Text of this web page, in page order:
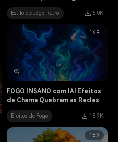
Estilo de Jogo Retrô 5.0K
16:9
FOGO INSANO com IA! Efeitos
de Chama Quebram as Redes
Efeitos de Fogo 18.9K
16:9